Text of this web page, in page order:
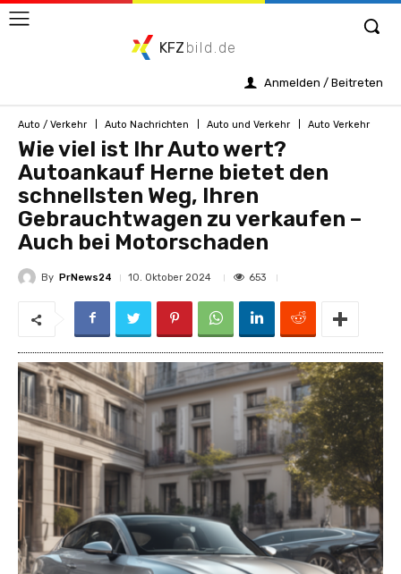
KFZ bild.de
Anmelden / Beitreten
Auto / Verkehr Auto Nachrichten Auto und Verkehr Auto Verkehr
Wie viel ist Ihr Auto wert?
Autoankauf Herne bietet den
schnellsten Weg, Ihren
Gebrauchtwagen zu verkaufen –
Auch bei Motorschaden
By PrNews24 10. Oktober 2024 653